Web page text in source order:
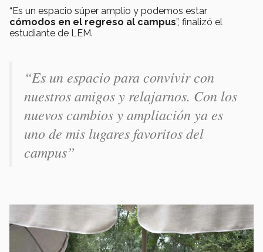
“Es un espacio súper amplio y podemos estar
cómodos en el regreso al campus”, finalizó el
estudiante de LEM.
“Es un espacio para convivir con
nuestros amigos y relajarnos. Con los
nuevos cambios y ampliación ya es
uno de mis lugares favoritos del
campus”